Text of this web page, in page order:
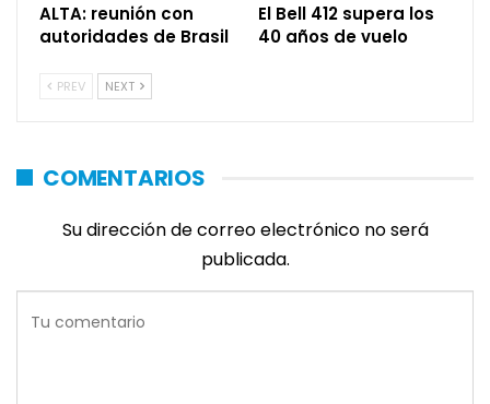
ALTA: reunión con
autoridades de Brasil
El Bell 412 supera los
40 años de vuelo
PREV NEXT
COMENTARIOS
Su dirección de correo electrónico no será
publicada.